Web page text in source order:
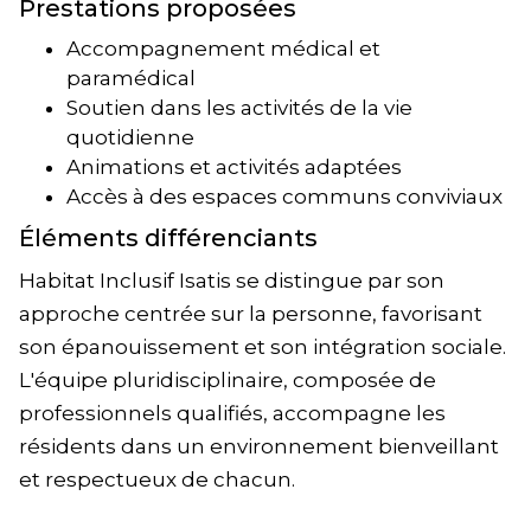
Prestations proposées
Accompagnement médical et
paramédical
Soutien dans les activités de la vie
quotidienne
Animations et activités adaptées
Accès à des espaces communs conviviaux
Éléments différenciants
Habitat Inclusif Isatis se distingue par son
approche centrée sur la personne, favorisant
son épanouissement et son intégration sociale.
L'équipe pluridisciplinaire, composée de
professionnels qualifiés, accompagne les
résidents dans un environnement bienveillant
et respectueux de chacun.